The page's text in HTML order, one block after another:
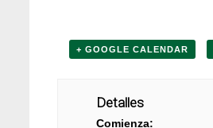
+ GOOGLE CALENDAR
Detalles
Comienza: